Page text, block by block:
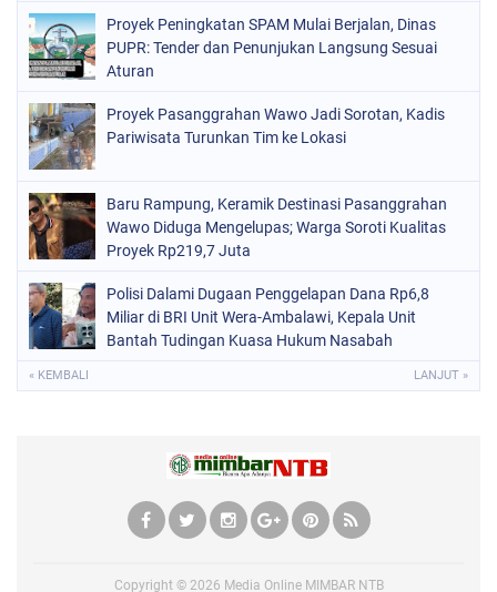
Proyek Peningkatan SPAM Mulai Berjalan, Dinas
PUPR: Tender dan Penunjukan Langsung Sesuai
Aturan
Proyek Pasanggrahan Wawo Jadi Sorotan, Kadis
Pariwisata Turunkan Tim ke Lokasi
Baru Rampung, Keramik Destinasi Pasanggrahan
Wawo Diduga Mengelupas; Warga Soroti Kualitas
Proyek Rp219,7 Juta
Polisi Dalami Dugaan Penggelapan Dana Rp6,8
Miliar di BRI Unit Wera-Ambalawi, Kepala Unit
Bantah Tudingan Kuasa Hukum Nasabah
« KEMBALI LANJUT »
Copyright © 2026 Media Online MIMBAR NTB